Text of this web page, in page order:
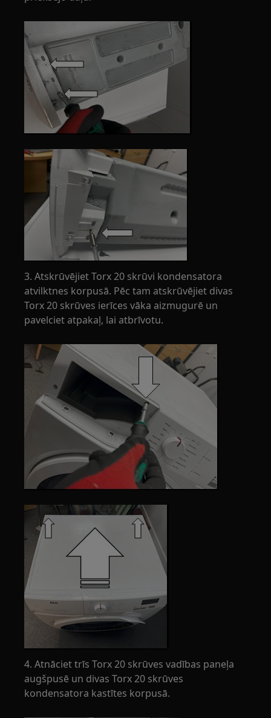
3. Atskrūvējiet Torx 20 skrūvi kondensatora
atvilktnes korpusā. Pēc tam atskrūvējiet divas
Torx 20 skrūves ierīces vāka aizmugurē un
pavelciet atpakaļ, lai atbrīvotu.
4. Atnāciet trīs Torx 20 skrūves vadības paneļa
augšpusē un divas Torx 20 skrūves
kondensatora kastītes korpusā.